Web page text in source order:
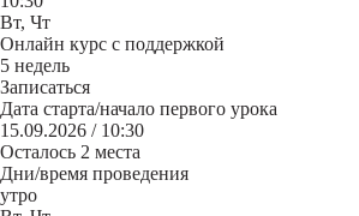
Вт, Чт
Онлайн курс с поддержкой
5 недель
Записаться
Дата старта/начало первого урока
15.09.2026 / 10:30
Осталось 2 места
Дни/время проведения
утро